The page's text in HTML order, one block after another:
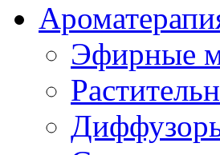
Эфирные